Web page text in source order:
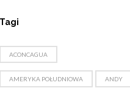
Tagi
ACONCAGUA
AMERYKA POŁUDNIOWA ANDY